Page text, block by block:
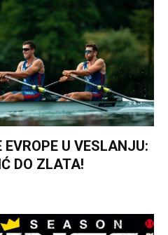
U VESLANJU:
DO ZLATA!